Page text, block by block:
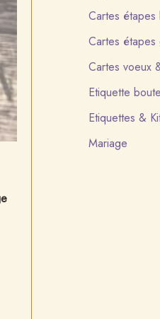
Cartes étapes
Cartes étapes
Cartes voeux
Etiquette
Etiquettes &
Mariage